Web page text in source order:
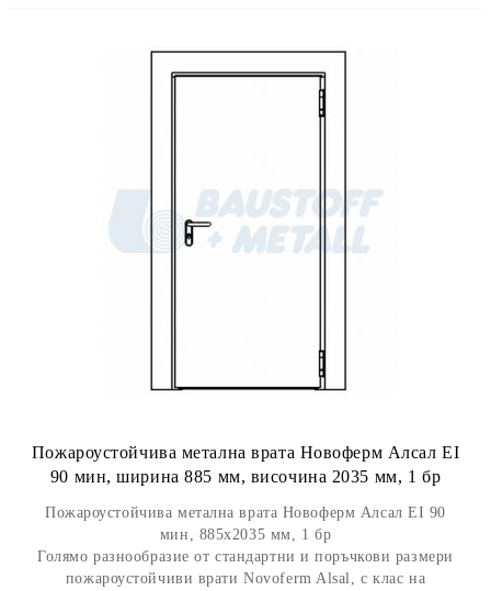
Пожароустойчива метална врата Новоферм Алсал EI
90 мин, ширина 885 мм, височина 2035 мм, 1 бр
Пожароустойчива метална врата Новоферм Алсал EI 90
мин, 885x2035 мм, 1 бр
Голямо разнообразие от стандартни и поръчкови размери
пожароустойчиви врати Novoferm Alsal, с клас на